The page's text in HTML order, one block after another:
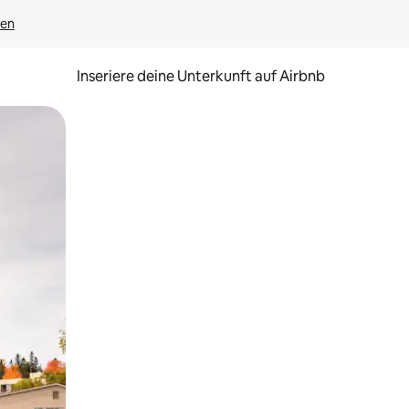
Inseriere deine Unterkunft auf Airbnb
oder Wischgesten.